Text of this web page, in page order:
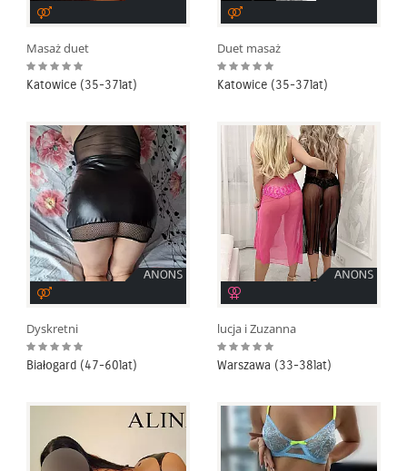
Masaż duet
Katowice (35-37lat)
Duet masaż
Katowice (35-37lat)
Dyskretni
Białogard (47-60lat)
lucja i Zuzanna
Warszawa (33-38lat)